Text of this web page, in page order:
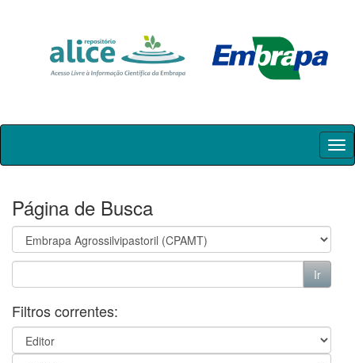
Skip
Página de Busca
Filtros correntes: